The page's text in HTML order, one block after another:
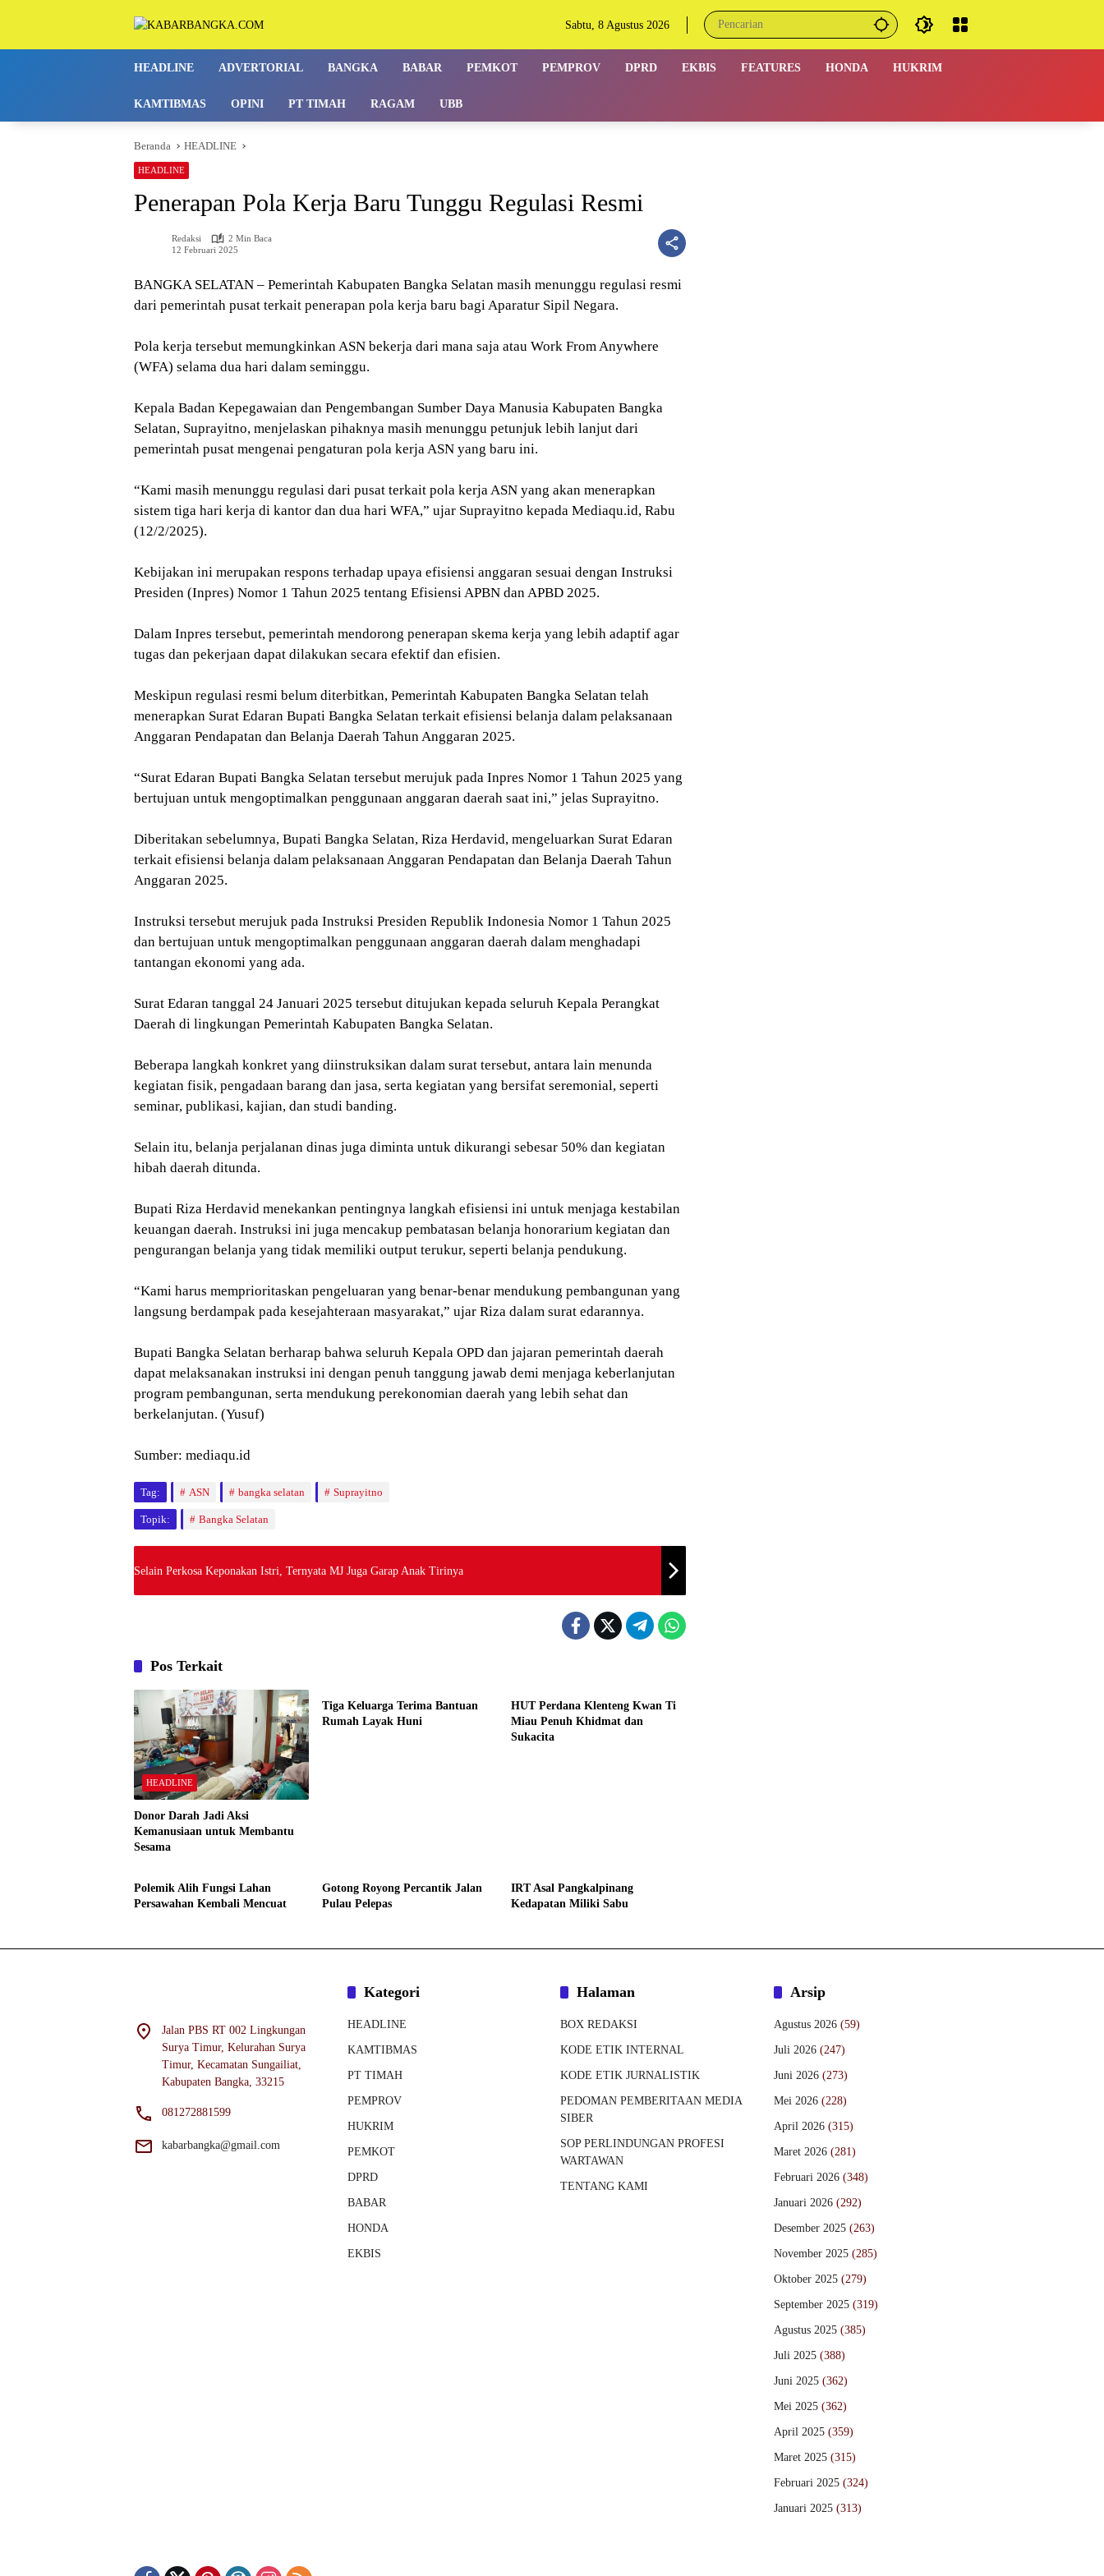
Sabtu, 8 Agustus 2026
HEADLINE ADVERTORIAL BANGKA BABAR PEMKOT PEMPROV DPRD EKBIS FEATURES HONDA HUKRIM
KAMTIBMAS OPINI PT TIMAH RAGAM UBB
Beranda HEADLINE
HEADLINE
Penerapan Pola Kerja Baru Tunggu Regulasi Resmi
Redaksi
2 Min Baca
12 Februari 2025
BANGKA SELATAN – Pemerintah Kabupaten Bangka Selatan masih menunggu regulasi resmi
dari pemerintah pusat terkait penerapan pola kerja baru bagi Aparatur Sipil Negara.
Pola kerja tersebut memungkinkan ASN bekerja dari mana saja atau Work From Anywhere
(WFA) selama dua hari dalam seminggu.
Kepala Badan Kepegawaian dan Pengembangan Sumber Daya Manusia Kabupaten Bangka
Selatan, Suprayitno, menjelaskan pihaknya masih menunggu petunjuk lebih lanjut dari
pemerintah pusat mengenai pengaturan pola kerja ASN yang baru ini.
“Kami masih menunggu regulasi dari pusat terkait pola kerja ASN yang akan menerapkan
sistem tiga hari kerja di kantor dan dua hari WFA,” ujar Suprayitno kepada Mediaqu.id, Rabu
(12/2/2025).
Kebijakan ini merupakan respons terhadap upaya efisiensi anggaran sesuai dengan Instruksi
Presiden (Inpres) Nomor 1 Tahun 2025 tentang Efisiensi APBN dan APBD 2025.
Dalam Inpres tersebut, pemerintah mendorong penerapan skema kerja yang lebih adaptif agar
tugas dan pekerjaan dapat dilakukan secara efektif dan efisien.
Meskipun regulasi resmi belum diterbitkan, Pemerintah Kabupaten Bangka Selatan telah
menerapkan Surat Edaran Bupati Bangka Selatan terkait efisiensi belanja dalam pelaksanaan
Anggaran Pendapatan dan Belanja Daerah Tahun Anggaran 2025.
“Surat Edaran Bupati Bangka Selatan tersebut merujuk pada Inpres Nomor 1 Tahun 2025 yang
bertujuan untuk mengoptimalkan penggunaan anggaran daerah saat ini,” jelas Suprayitno.
Diberitakan sebelumnya, Bupati Bangka Selatan, Riza Herdavid, mengeluarkan Surat Edaran
terkait efisiensi belanja dalam pelaksanaan Anggaran Pendapatan dan Belanja Daerah Tahun
Anggaran 2025.
Instruksi tersebut merujuk pada Instruksi Presiden Republik Indonesia Nomor 1 Tahun 2025
dan bertujuan untuk mengoptimalkan penggunaan anggaran daerah dalam menghadapi
tantangan ekonomi yang ada.
Surat Edaran tanggal 24 Januari 2025 tersebut ditujukan kepada seluruh Kepala Perangkat
Daerah di lingkungan Pemerintah Kabupaten Bangka Selatan.
Beberapa langkah konkret yang diinstruksikan dalam surat tersebut, antara lain menunda
kegiatan fisik, pengadaan barang dan jasa, serta kegiatan yang bersifat seremonial, seperti
seminar, publikasi, kajian, dan studi banding.
Selain itu, belanja perjalanan dinas juga diminta untuk dikurangi sebesar 50% dan kegiatan
hibah daerah ditunda.
Bupati Riza Herdavid menekankan pentingnya langkah efisiensi ini untuk menjaga kestabilan
keuangan daerah. Instruksi ini juga mencakup pembatasan belanja honorarium kegiatan dan
pengurangan belanja yang tidak memiliki output terukur, seperti belanja pendukung.
“Kami harus memprioritaskan pengeluaran yang benar-benar mendukung pembangunan yang
langsung berdampak pada kesejahteraan masyarakat,” ujar Riza dalam surat edarannya.
Bupati Bangka Selatan berharap bahwa seluruh Kepala OPD dan jajaran pemerintah daerah
dapat melaksanakan instruksi ini dengan penuh tanggung jawab demi menjaga keberlanjutan
program pembangunan, serta mendukung perekonomian daerah yang lebih sehat dan
berkelanjutan. (Yusuf)
Sumber: mediaqu.id
Tag: ASN bangka selatan Suprayitno
Topik: Bangka Selatan
Selain Perkosa Keponakan Istri, Ternyata MJ Juga Garap Anak Tirinya
Pos Terkait
HEADLINE
Donor Darah Jadi Aksi
Kemanusiaan untuk Membantu
Sesama
Tiga Keluarga Terima Bantuan
Rumah Layak Huni
HUT Perdana Klenteng Kwan Ti
Miau Penuh Khidmat dan
Sukacita
Polemik Alih Fungsi Lahan
Persawahan Kembali Mencuat
Gotong Royong Percantik Jalan
Pulau Pelepas
IRT Asal Pangkalpinang
Kedapatan Miliki Sabu
Jalan PBS RT 002 Lingkungan
Surya Timur, Kelurahan Surya
Timur, Kecamatan Sungailiat,
Kabupaten Bangka, 33215
081272881599
kabarbangka@gmail.com
Kategori
HEADLINE
KAMTIBMAS
PT TIMAH
PEMPROV
HUKRIM
PEMKOT
DPRD
BABAR
HONDA
EKBIS
Halaman
BOX REDAKSI
KODE ETIK INTERNAL
KODE ETIK JURNALISTIK
PEDOMAN PEMBERITAAN MEDIA
SIBER
SOP PERLINDUNGAN PROFESI
WARTAWAN
TENTANG KAMI
Arsip
Agustus 2026(59)
Juli 2026(247)
Juni 2026(273)
Mei 2026(228)
April 2026(315)
Maret 2026(281)
Februari 2026(348)
Januari 2026(292)
Desember 2025(263)
November 2025(285)
Oktober 2025(279)
September 2025(319)
Agustus 2025(385)
Juli 2025(388)
Juni 2025(362)
Mei 2025(362)
April 2025(359)
Maret 2025(315)
Februari 2025(324)
Januari 2025(313)